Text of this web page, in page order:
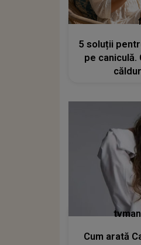
5 soluții
pe caniculă.
Cum arată